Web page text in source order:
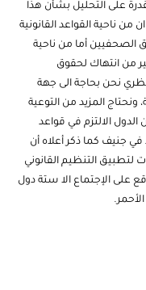
على التحليل بشأن هذا
ناحية القواعد القانونية
الصحفيين أما من ناحية
من انتهاك لحقوق
نحن بحاجة الى جهة
ونحتاج المزيد من التوعية
الالتزم في قواعد
في جنيف كما ذكر أعلاه أن
التنظيم القانوني
الإجتماع الا ستة دول